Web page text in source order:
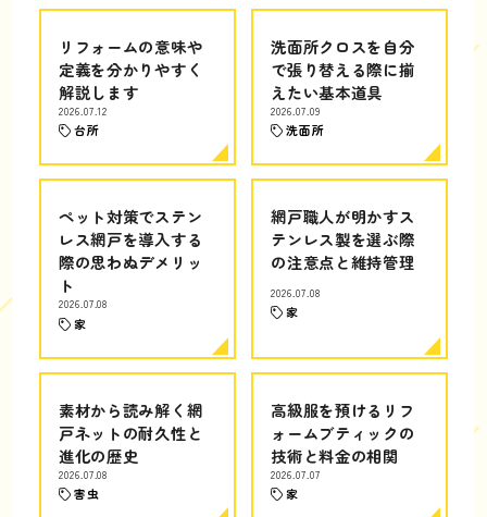
リフォームの意味や
定義を分かりやすく
解説します
2026.07.12
台所
洗面所クロスを自分
で張り替える際に揃
えたい基本道具
2026.07.09
洗面所
ペット対策でステン
レス網戸を導入する
際の思わぬデメリッ
ト
2026.07.08
家
網戸職人が明かすス
テンレス製を選ぶ際
の注意点と維持管理
2026.07.08
家
素材から読み解く網
戸ネットの耐久性と
進化の歴史
2026.07.08
害虫
高級服を預けるリフ
ォームブティックの
技術と料金の相関
2026.07.07
家